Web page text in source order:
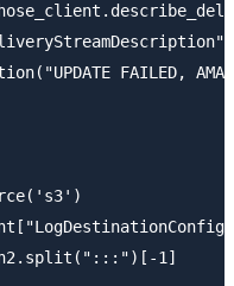
FAILED,
1]